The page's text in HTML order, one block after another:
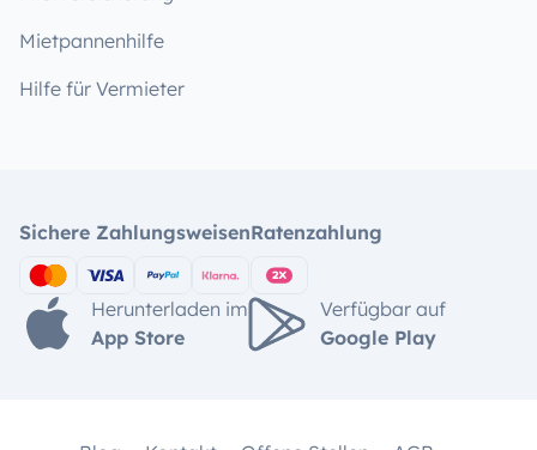
Mietpannenhilfe
Hilfe für Vermieter
Sichere ZahlungsweisenRatenzahlung
Herunterladen im
App Store
Verfügbar auf
Google Play